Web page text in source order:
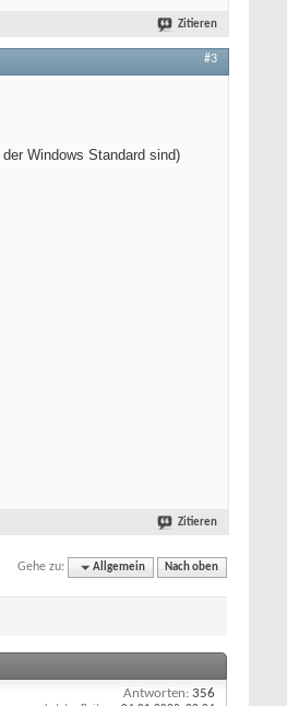
Zitieren
#3
Windows Standard sind)
Zitieren
Gehe zu: Allgemein Nach oben
Antworten: 356